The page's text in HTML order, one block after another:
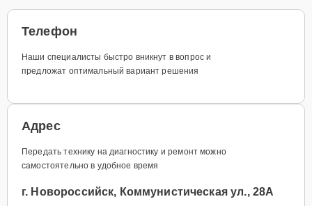
Телефон
Наши специалисты быстро вникнут в вопрос и
предложат оптимальный вариант решения
Адрес
Передать технику на диагностику и ремонт можно
самостоятельно в удобное время
г. Новороссийск, Коммунистическая ул., 28А